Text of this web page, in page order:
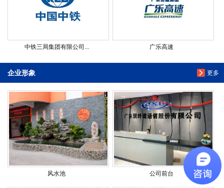
中铁三局集团有限公司... 广乐高速
更多
企业形象
风水池 公司前台